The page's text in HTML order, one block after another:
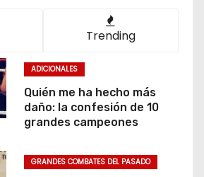
Trending
ADICIONALES
Quién me ha hecho más
daño: la confesión de 10
grandes campeones
GRANDES COMBATES DEL PASADO